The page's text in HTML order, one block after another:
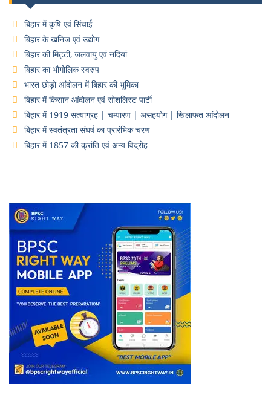
बिहार में कृषि एवं सिंचाई
बिहार के खनिज एवं उद्योग
बिहार की मिट्टी, जलवायु एवं नदियां
बिहार का भौगोलिक स्वरुप
भारत छोड़ो आंदोलन में बिहार की भूमिका
बिहार में किसान आंदोलन एवं सोशलिस्ट पार्टी
बिहार में 1919 सत्याग्रह | चम्पारण | असहयोग | खिलाफत आंदोलन
बिहार में स्वतंत्रता संघर्ष का प्रारंभिक चरण
बिहार में 1857 की क्रांति एवं अन्य विद्रोह